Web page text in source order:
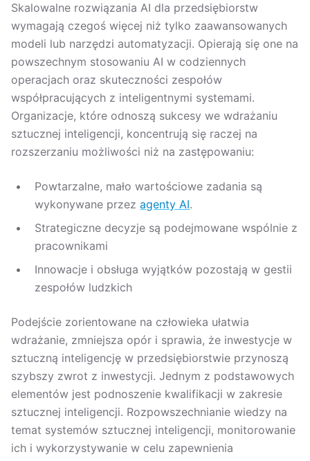
Skalowalne rozwiązania AI dla przedsiębiorstw
wymagają czegoś więcej niż tylko zaawansowanych
modeli lub narzędzi automatyzacji. Opierają się one na
powszechnym stosowaniu AI w codziennych
operacjach oraz skuteczności zespołów
współpracujących z inteligentnymi systemami.
Organizacje, które odnoszą sukcesy we wdrażaniu
sztucznej inteligencji, koncentrują się raczej na
rozszerzaniu możliwości niż na zastępowaniu:
Powtarzalne, mało wartościowe zadania są
wykonywane przezagenty AI.
Strategiczne decyzje są podejmowane wspólnie z
pracownikami
Innowacje i obsługa wyjątków pozostają w gestii
zespołów ludzkich
Podejście zorientowane na człowieka ułatwia
wdrażanie, zmniejsza opór i sprawia, że inwestycje w
sztuczną inteligencję w przedsiębiorstwie przynoszą
szybszy zwrot z inwestycji. Jednym z podstawowych
elementów jest podnoszenie kwalifikacji w zakresie
sztucznej inteligencji. Rozpowszechnianie wiedzy na
temat systemów sztucznej inteligencji, monitorowanie
ich i wykorzystywanie w celu zapewnienia